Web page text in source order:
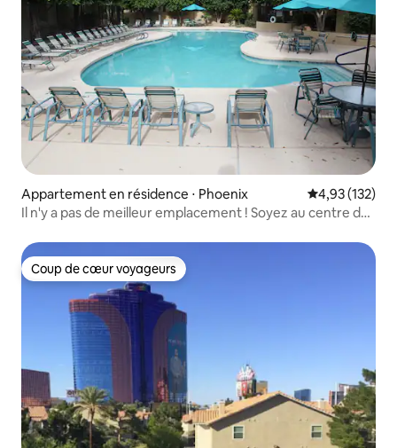
Appartement en résidence ⋅ Phoenix Évaluation
4,93 (132)
Il n'y a pas de meilleur emplacement ! Soyez au centre de
Coup de cœur voyageurs
Coup de cœur voyageurs